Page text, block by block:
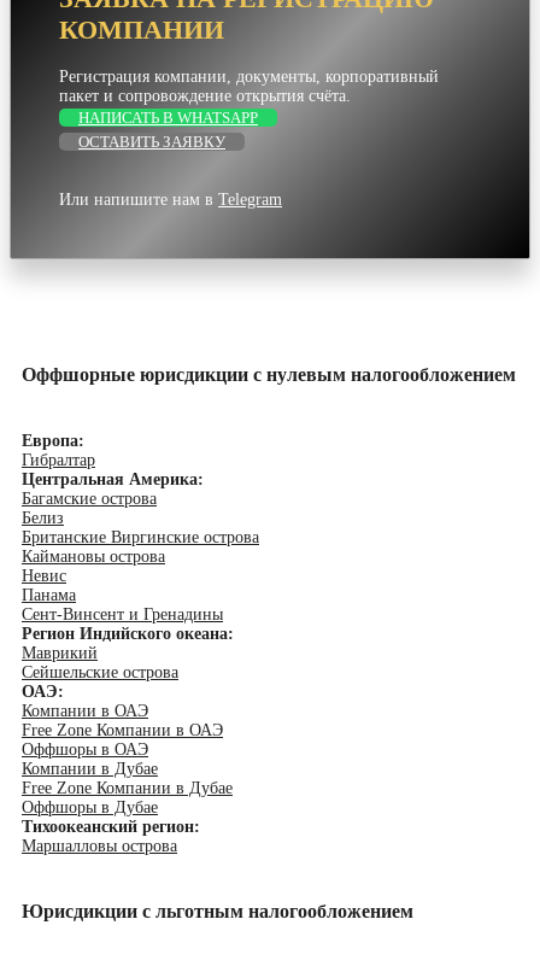
КОМПАНИИ
Регистрация компании, документы, корпоративный
пакет и сопровождение открытия счёта.
НАПИСАТЬ В WHATSAPP
ОСТАВИТЬ ЗАЯВКУ
Или напишите нам в Telegram
Оффшорные юрисдикции с нулевым налогообложением
Европа:
Гибралтар
Центральная Америка:
Багамские острова
Белиз
Британские Виргинские острова
Каймановы острова
Невис
Панама
Сент-Винсент и Гренадины
Регион Индийского океана:
Маврикий
Сейшельские острова
ОАЭ:
Компании в ОАЭ
Free Zone Компании в ОАЭ
Оффшоры в ОАЭ
Компании в Дубае
Free Zone Компании в Дубае
Оффшоры в Дубае
Тихоокеанский регион:
Маршалловы острова
Юрисдикции с льготным налогообложением